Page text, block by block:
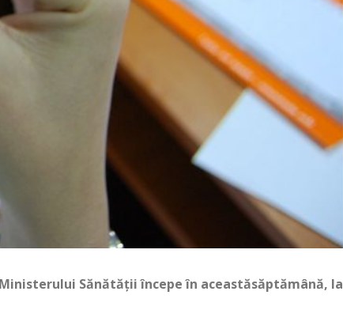
Sănătăţii începe în aceastăsăptămână, la